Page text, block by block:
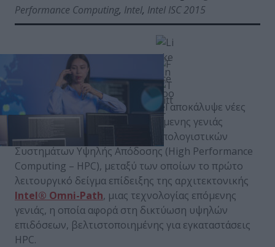
Performance Computing, Intel, Intel ISC 2015
ISC 2015
, η Intel αποκάλυψε νέες
λεπτομέρειες σχετικά με τα επόμενης γενιάς
προϊόντα της στον τομέα των Υπολογιστικών
Συστημάτων Υψηλής Απόδοσης (High Performance
Computing – HPC), μεταξύ των οποίων το πρώτο
λειτουργικό δείγμα επίδειξης της αρχιτεκτονικής
Intel® Omni-Path, μιας τεχνολογίας επόμενης
γενιάς, η οποία αφορά στη δικτύωση υψηλών
επιδόσεων, βελτιστοποιημένης για εγκαταστάσεις
HPC.